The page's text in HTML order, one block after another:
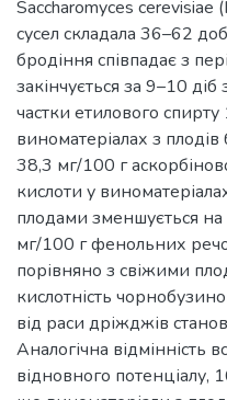
Saccharomyces cerevisiae
сусел складала 36–62
бродіння співпадає з
закінчується за 9–10
частки етилового
виноматеріалах з
38,3 мг/100 г
кислоти у
плодами зменшується
мг/100 г фенольних
порівняно з свіжими
кислотність
від раси дріжджів
Аналогічна відмінність
відновного